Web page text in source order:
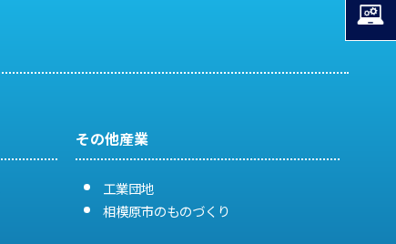
その他産業
工業団地
相模原市のものづくり